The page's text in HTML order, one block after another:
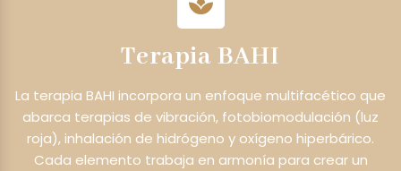
Terapia BAHI
La terapia BAHI incorpora un enfoque multifacético que
abarca terapias de vibración, fotobiomodulación (luz
roja), inhalación de hidrógeno y oxígeno hiperbárico.
Cada elemento trabaja en armonía para crear un